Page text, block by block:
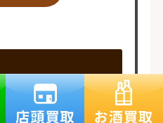
専門店DEゴザル博多